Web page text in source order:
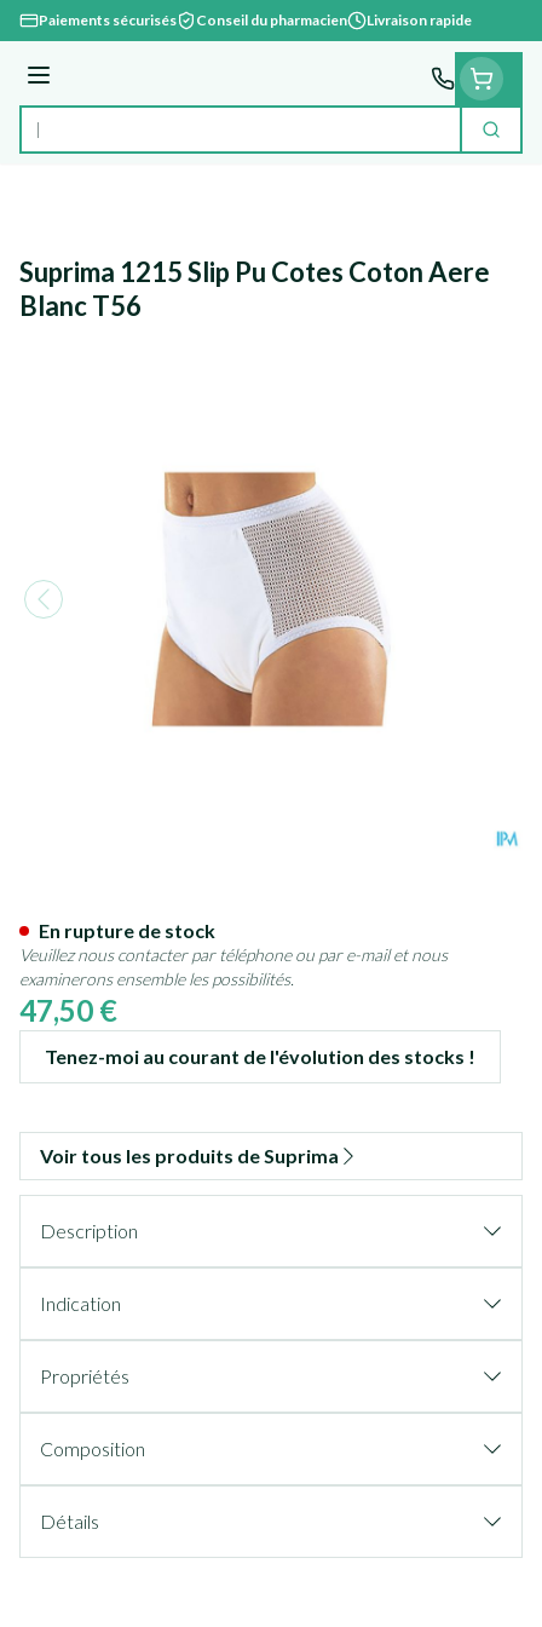
Aller au contenu
Paiements sécurisés Conseil du pharmacien Livraison rapide
Menu
Rechercher
Suprima 1215 Slip Pu Cotes Coton Aere
Blanc T56
47,50 €
Tenez-moi au courant de l'évolution des stocks !
En rupture de stock
Veuillez nous contacter par téléphone ou par e-mail et nous
examinerons ensemble les possibilités.
Voir tous les produits de Suprima
Description
Indication
Propriétés
Composition
Détails